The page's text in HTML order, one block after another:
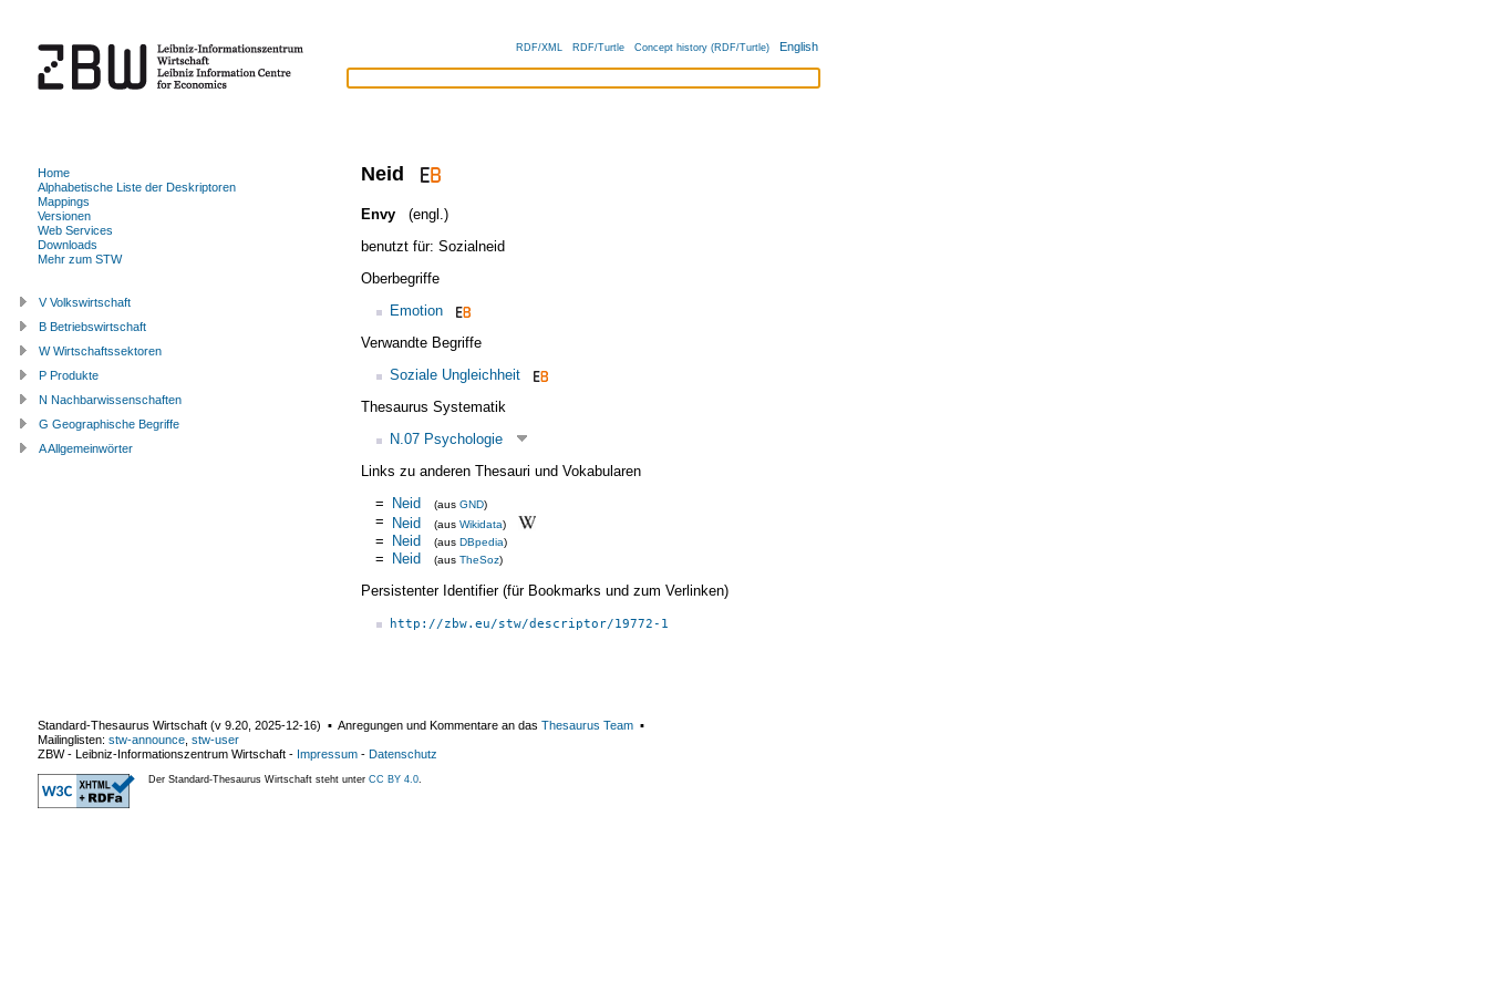
RDF/XML RDF/Turtle Concept history (RDF/Turtle) English
Neid
Envy
(engl.)
benutzt für: Sozialneid
Oberbegriffe
Emotion
Verwandte Begriffe
Soziale Ungleichheit
Thesaurus Systematik
N.07 Psychologie
Links zu anderen Thesauri und Vokabularen
= Neid (aus GND)
= Neid (aus Wikidata)
= Neid (aus DBpedia)
= Neid (aus TheSoz)
Persistenter Identifier (für Bookmarks und zum Verlinken)
http://zbw.eu/stw/descriptor/19772-1
Home
Alphabetische Liste der Deskriptoren
Mappings
Versionen
Web Services
Downloads
Mehr zum STW
V Volkswirtschaft
B Betriebswirtschaft
W Wirtschaftssektoren
P Produkte
N Nachbarwissenschaften
G Geographische Begriffe
A Allgemeinwörter
Standard-Thesaurus Wirtschaft (v 9.20 2025-12-16) ▪ Anregungen und Kommentare an das Thesaurus Team ▪
Mailinglisten: stw-announce stw-user
ZBW - Leibniz-Informationszentrum Wirtschaft - Impressum - Datenschutz
Der Standard-Thesaurus Wirtschaft steht unter CC BY 4.0